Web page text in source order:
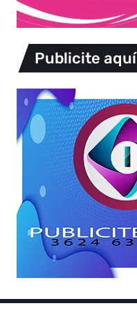
Publicite aquí